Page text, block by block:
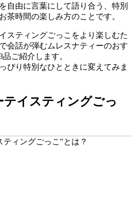
自由に言葉にして語り合う、特別
茶時間の楽しみ方のことです。
スティングごっこをより楽しむた
会話が弾むムレスナティーのおす
ご紹介します。
ぴり特別なひとときに変えてみま
イスティングごっ